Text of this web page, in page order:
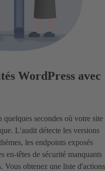
WordPress avec
secondes où votre site
L'audit détecte les versions
les endpoints exposés
têtes de sécurité manquants
Vous obtenez une liste d'actions